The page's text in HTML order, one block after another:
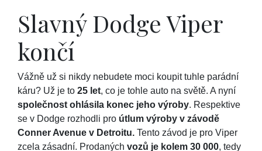
Slavný Dodge Viper
končí
Vážně už si nikdy nebudete moci koupit tuhle parádní
káru? Už je to 25 let, co je tohle auto na světě. A nyní
společnost ohlásila konec jeho výroby. Respektive
se v Dodge rozhodli pro útlum výroby v závodě
Conner Avenue v Detroitu. Tento závod je pro Viper
zcela zásadní. Prodaných vozů je kolem 30 000, tedy